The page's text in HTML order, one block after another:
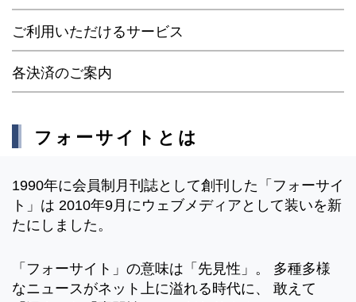
ご利用いただけるサービス
各決済のご案内
フォーサイトとは
1990年に会員制月刊誌として創刊した「フォーサイ
ト」は 2010年9月にウェブメディアとして装いを新
たにしました。
「フォーサイト」の意味は「先見性」。 多種多様
なニュースがネット上に溢れる時代に、 敢えて